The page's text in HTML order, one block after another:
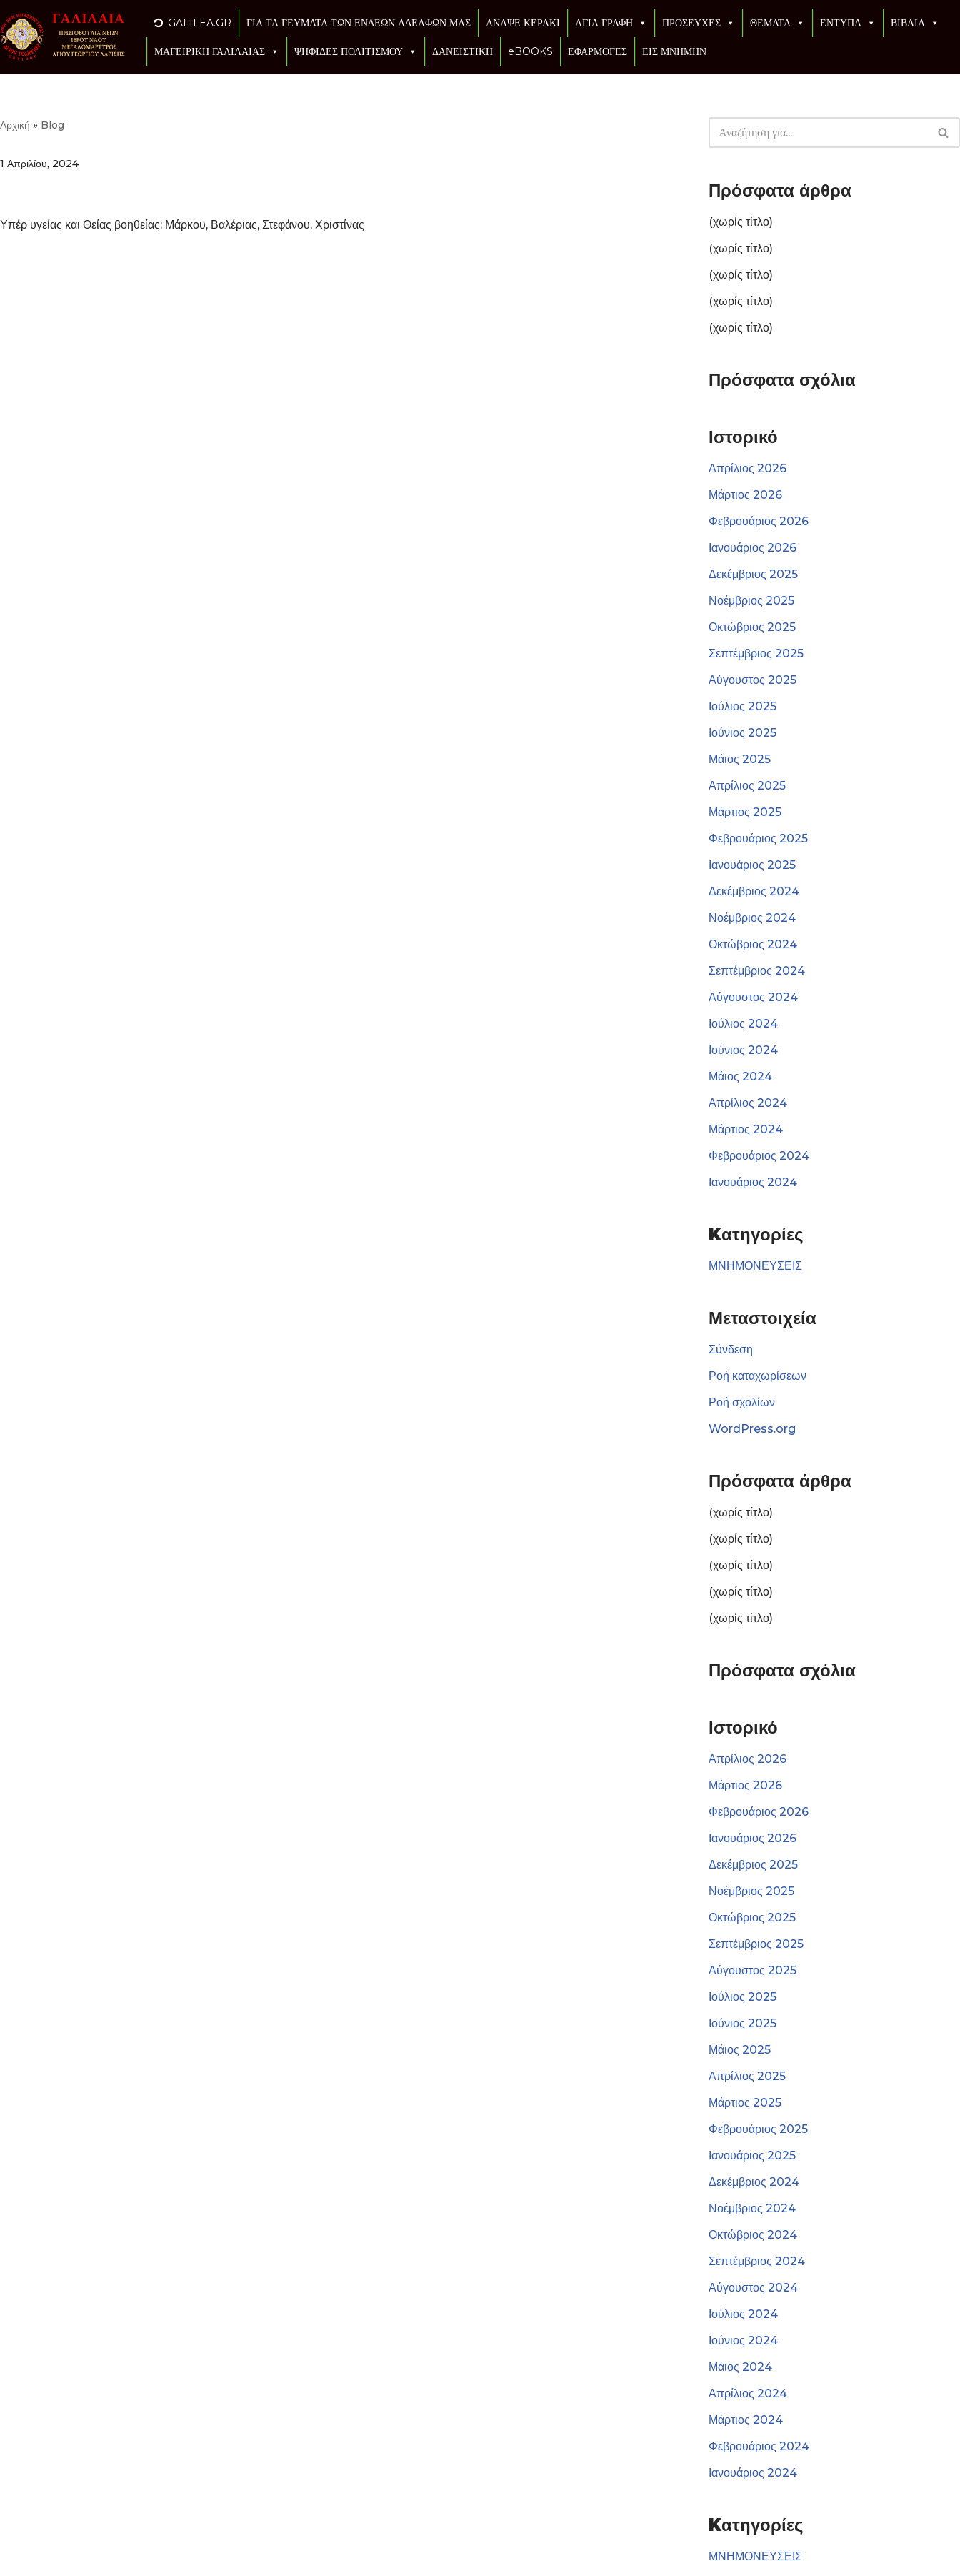
Μεταπηδήστε
στο
περιεχόμενο
GALILEA.GR ΓΙΑ ΤΑ ΓΕΥΜΑΤΑ ΤΩΝ ΕΝΔΕΩΝ ΑΔΕΛΦΩΝ ΜΑΣ ΑΝΑΨΕ ΚΕΡΑΚΙ ΑΓΙΑ ΓΡΑΦΗ ΠΡΟΣΕΥΧΕΣ ΘΕΜΑΤΑ ΕΝΤΥΠΑ ΒΙΒΛΙΑ
ΜΑΓΕΙΡΙΚΗ ΓΑΛΙΛΑΙΑΣ ΨΗΦΙΔΕΣ ΠΟΛΙΤΙΣΜΟΥ ΔΑΝΕΙΣΤΙΚΗ eBOOKS ΕΦΑΡΜΟΓΕΣ ΕΙΣ ΜΝΗΜΗΝ
Αρχική » Blog
1 Απριλίου, 2024
Υπέρ υγείας και Θείας βοηθείας: Μάρκου, Βαλέριας, Στεφάνου, Χριστίνας
Πρόσφατα άρθρα
(χωρίς τίτλο)
(χωρίς τίτλο)
(χωρίς τίτλο)
(χωρίς τίτλο)
(χωρίς τίτλο)
Πρόσφατα σχόλια
Ιστορικό
Απρίλιος 2026
Μάρτιος 2026
Φεβρουάριος 2026
Ιανουάριος 2026
Δεκέμβριος 2025
Νοέμβριος 2025
Οκτώβριος 2025
Σεπτέμβριος 2025
Αύγουστος 2025
Ιούλιος 2025
Ιούνιος 2025
Μάιος 2025
Απρίλιος 2025
Μάρτιος 2025
Φεβρουάριος 2025
Ιανουάριος 2025
Δεκέμβριος 2024
Νοέμβριος 2024
Οκτώβριος 2024
Σεπτέμβριος 2024
Αύγουστος 2024
Ιούλιος 2024
Ιούνιος 2024
Μάιος 2024
Απρίλιος 2024
Μάρτιος 2024
Φεβρουάριος 2024
Ιανουάριος 2024
Kατηγορίες
ΜΝΗΜΟΝΕΥΣΕΙΣ
Μεταστοιχεία
Σύνδεση
Ροή καταχωρίσεων
Ροή σχολίων
WordPress.org
Πρόσφατα άρθρα
(χωρίς τίτλο)
(χωρίς τίτλο)
(χωρίς τίτλο)
(χωρίς τίτλο)
(χωρίς τίτλο)
Πρόσφατα σχόλια
Ιστορικό
Απρίλιος 2026
Μάρτιος 2026
Φεβρουάριος 2026
Ιανουάριος 2026
Δεκέμβριος 2025
Νοέμβριος 2025
Οκτώβριος 2025
Σεπτέμβριος 2025
Αύγουστος 2025
Ιούλιος 2025
Ιούνιος 2025
Μάιος 2025
Απρίλιος 2025
Μάρτιος 2025
Φεβρουάριος 2025
Ιανουάριος 2025
Δεκέμβριος 2024
Νοέμβριος 2024
Οκτώβριος 2024
Σεπτέμβριος 2024
Αύγουστος 2024
Ιούλιος 2024
Ιούνιος 2024
Μάιος 2024
Απρίλιος 2024
Μάρτιος 2024
Φεβρουάριος 2024
Ιανουάριος 2024
Kατηγορίες
ΜΝΗΜΟΝΕΥΣΕΙΣ